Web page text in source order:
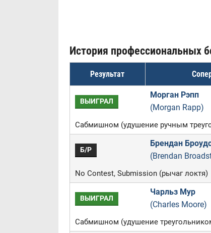
История профессиональных
Результат
ВЫИГРАЛ
Морган Рэпп
(Morgan Rapp)
Сабмишном (удушение ручным
Б/Р
Брендан
(Brendan
No Contest, Submission (рычаг локтя)
ВЫИГРАЛ
Чарльз Мур
(Charles Moore)
Сабмишном (удушение